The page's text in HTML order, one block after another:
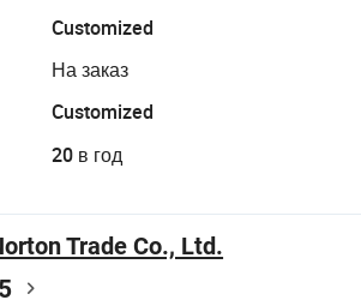
Customized
На заказ
Customized
20 в год
Trade Co., Ltd.